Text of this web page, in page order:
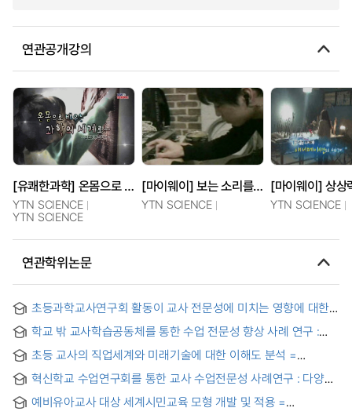
연관공개강의
[유쾌한과학] 온몸으로 배우는 과학의 세계로
YTN SCIENCE
YTN SCIENCE
[마이웨이] 보는 소리를 만든다! 폴리아티스트의 세계
YTN SCIENCE YTN SCIENCE
연관학위논문
초등과학교사연구회 활동이 교사 전문성에 미치는 영향에 대한
교사의 인식 = A Study on Teachers' Perception to the
Influence of the Elementary School Science Teachers'
Study Group to Teachers' Professionalism
학교 밖 교사학습공동체를 통한 수업 전문성 향상 사례 연구 :
신나는 과학 수업 연구회를 중심으로
초등 교사의 직업세계와 미래기술에 대한 이해도 분석 =
Analysis of Elementary School Teachers' Understanding of
the World of Work and Future Technology
혁신학교 수업연구회를 통한 교사 수업전문성 사례연구 : 다양한
교과 교사들이 함께 하는 수업연구회 탐색 = Case Study on
Teachers' Class Professionality of through Class Research
예비유아교사 대상 세계시민교육 모형 개발 및 적용 =